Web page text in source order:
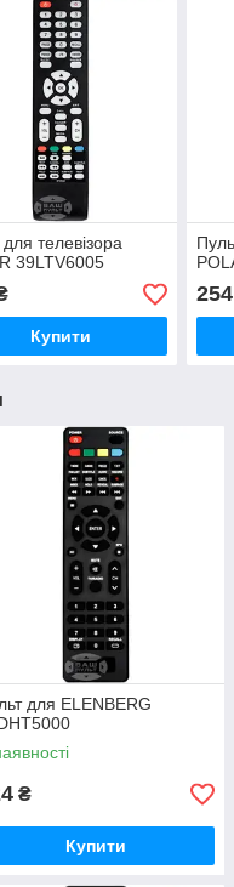
телевізора
39LTV6005
Купити
254
для ELENBERG
₴
Купити